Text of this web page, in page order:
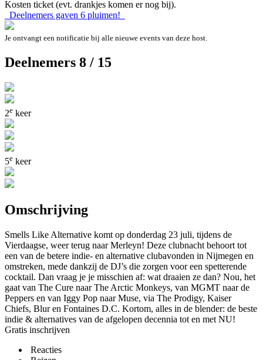
Kosten ticket (evt. drankjes komen er nog bij).
Deelnemers gaven 6 pluimen!
Je ontvangt een notificatie bij alle nieuwe events van deze host.
Deelnemers 8 / 15
2e keer
5e keer
Omschrijving
Smells Like Alternative komt op donderdag 23 juli, tijdens de
Vierdaagse, weer terug naar Merleyn! Deze clubnacht behoort tot
een van de betere indie- en alternative clubavonden in Nijmegen en
omstreken, mede dankzij de DJ’s die zorgen voor een spetterende
cocktail. Dan vraag je je misschien af: wat draaien ze dan? Nou, het
gaat van The Cure naar The Arctic Monkeys, van MGMT naar de
Peppers en van Iggy Pop naar Muse, via The Prodigy, Kaiser
Chiefs, Blur en Fontaines D.C. Kortom, alles in de blender: de beste
indie & alternatives van de afgelopen decennia tot en met NU!
Gratis inschrijven
Reacties